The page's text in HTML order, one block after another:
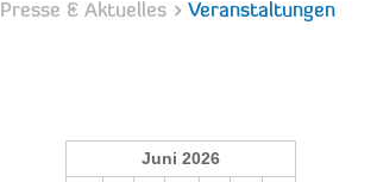
Presse & Aktuelles Veranstaltungen
Juni 2026